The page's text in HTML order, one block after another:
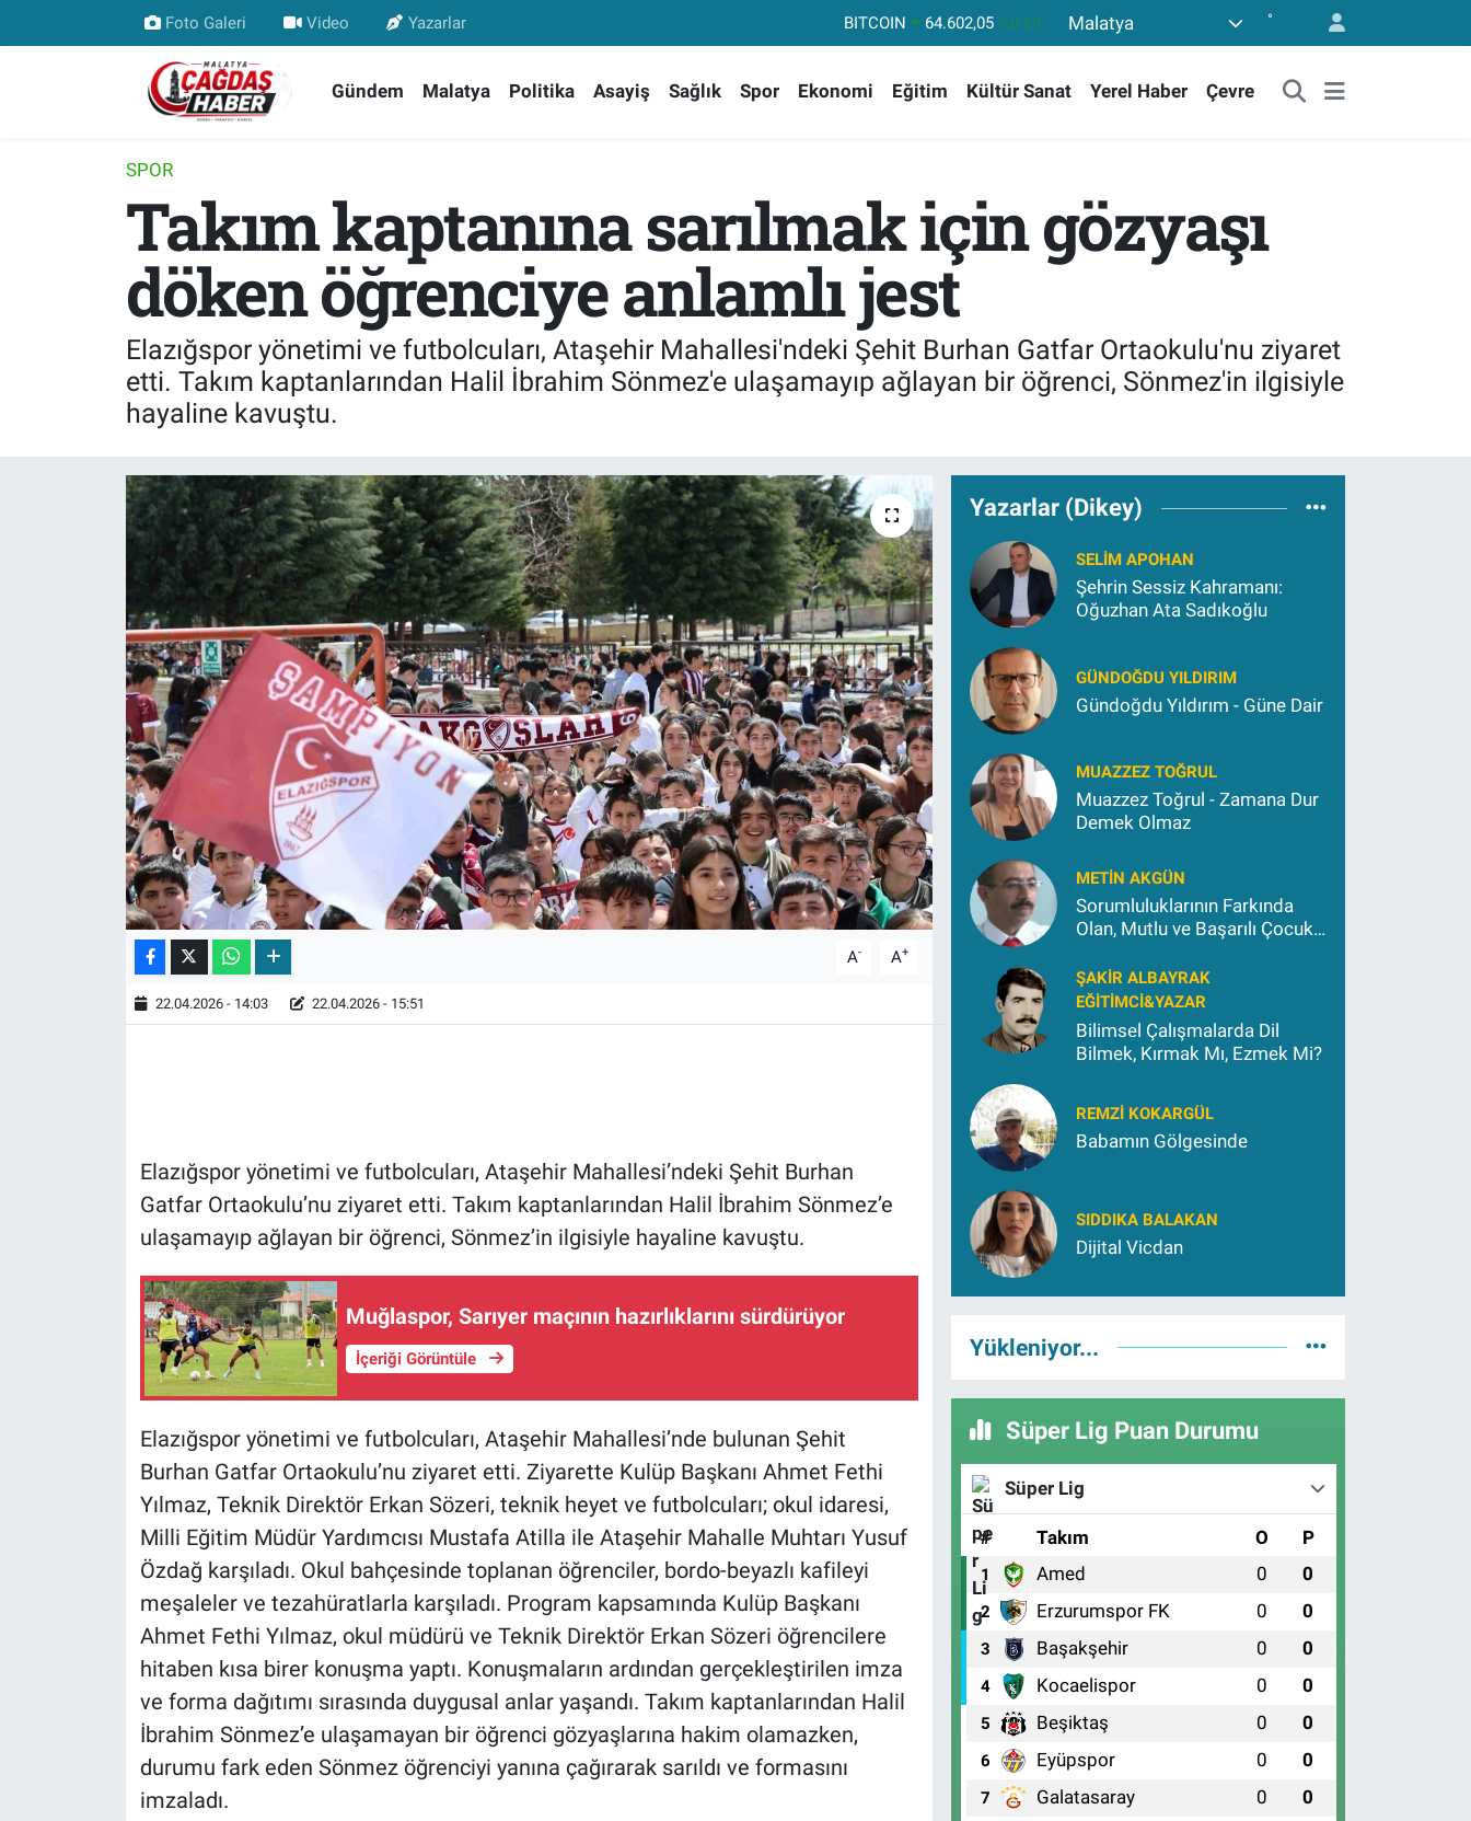
Foto Galeri Video Yazarlar DOLAR 47,6006 %0.06
STERLİN
64,2398 %0.2
BITCOIN
64.602,05 %0.69
Malatya °
Gündem Malatya Politika Asayiş Sağlık Spor Ekonomi Eğitim Kültür Sanat Yerel Haber Çevre
SPOR
Takım kaptanına sarılmak için gözyaşı
döken öğrenciye anlamlı jest
Elazığspor yönetimi ve futbolcuları, Ataşehir Mahallesi'ndeki Şehit Burhan Gatfar Ortaokulu'nu ziyaret
etti. Takım kaptanlarından Halil İbrahim Sönmez'e ulaşamayıp ağlayan bir öğrenci, Sönmez'in ilgisiyle
hayaline kavuştu.
A- A+
22.04.2026 - 14:03 22.04.2026 - 15:51
Elazığspor yönetimi ve futbolcuları, Ataşehir Mahallesi’ndeki Şehit Burhan
Gatfar Ortaokulu’nu ziyaret etti. Takım kaptanlarından Halil İbrahim Sönmez’e
ulaşamayıp ağlayan bir öğrenci, Sönmez’in ilgisiyle hayaline kavuştu.
Muğlaspor, Sarıyer maçının hazırlıklarını sürdürüyor
İçeriği Görüntüle
Elazığspor yönetimi ve futbolcuları, Ataşehir Mahallesi’nde bulunan Şehit
Burhan Gatfar Ortaokulu’nu ziyaret etti. Ziyarette Kulüp Başkanı Ahmet Fethi
Yılmaz, Teknik Direktör Erkan Sözeri, teknik heyet ve futbolcuları; okul idaresi,
Milli Eğitim Müdür Yardımcısı Mustafa Atilla ile Ataşehir Mahalle Muhtarı Yusuf
Özdağ karşıladı. Okul bahçesinde toplanan öğrenciler, bordo-beyazlı kafileyi
meşaleler ve tezahüratlarla karşıladı. Program kapsamında Kulüp Başkanı
Ahmet Fethi Yılmaz, okul müdürü ve Teknik Direktör Erkan Sözeri öğrencilere
hitaben kısa birer konuşma yaptı. Konuşmaların ardından gerçekleştirilen imza
ve forma dağıtımı sırasında duygusal anlar yaşandı. Takım kaptanlarından Halil
İbrahim Sönmez’e ulaşamayan bir öğrenci gözyaşlarına hakim olamazken,
durumu fark eden Sönmez öğrenciyi yanına çağırarak sarıldı ve formasını
imzaladı.
Yazarlar (Dikey)
SELIM APOHAN
Şehrin Sessiz Kahramanı:
Oğuzhan Ata Sadıkoğlu
GÜNDOĞDU YILDIRIM
Gündoğdu Yıldırım - Güne Dair
MUAZZEZ TOĞRUL
Muazzez Toğrul - Zamana Dur
Demek Olmaz
METIN AKGÜN
Sorumluluklarının Farkında
Olan, Mutlu ve Başarılı Çocuk
ŞAKIR ALBAYRAK
EĞITIMCI&YAZAR
Bilimsel Çalışmalarda Dil
Bilmek, Kırmak Mı, Ezmek Mi?
REMZI KOKARGÜL
Babamın Gölgesinde
SIDDIKA BALAKAN
Dijital Vicdan
Yükleniyor...
Süper Lig Puan Durumu
Süper Lig
# Takım O P
1 Amed 0 0
2 Erzurumspor FK 0 0
3 Başakşehir 0 0
4 Kocaelispor 0 0
5 Beşiktaş 0 0
6 Eyüpspor 0 0
7 Galatasaray 0 0
Nöbetçi Eczaneler
Malatya Namaz Vakitleri
Trafik Durumu
Süper Lig Puan Durumu ve Fikstür
Tüm Manşetler
Son Dakika Haberleri
Haber Arşivi